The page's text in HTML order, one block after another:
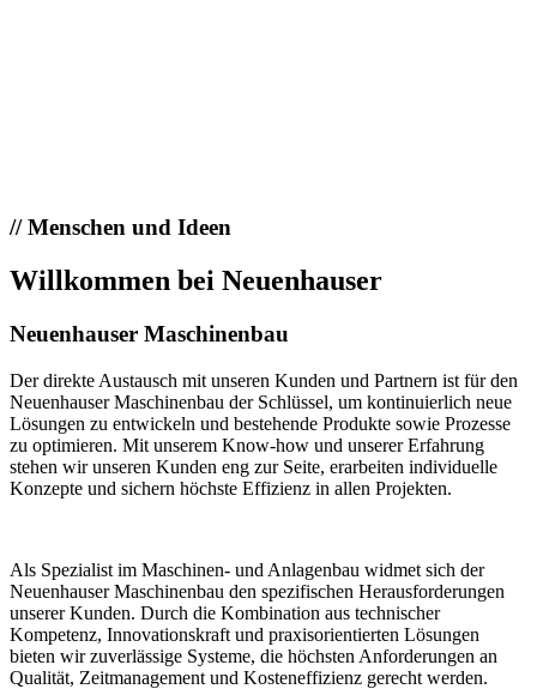
//Menschen und Ideen
Willkommen bei Neuenhauser
Neuenhauser Maschinenbau
Der direkte Austausch mit unseren Kunden und Partnern ist für den
Neuenhauser Maschinenbau der Schlüssel, um kontinuierlich neue
Lösungen zu entwickeln und bestehende Produkte sowie Prozesse
zu optimieren. Mit unserem Know-how und unserer Erfahrung
stehen wir unseren Kunden eng zur Seite, erarbeiten individuelle
Konzepte und sichern höchste Effizienz in allen Projekten.
Als Spezialist im Maschinen- und Anlagenbau widmet sich der
Neuenhauser Maschinenbau den spezifischen Herausforderungen
unserer Kunden. Durch die Kombination aus technischer
Kompetenz, Innovationskraft und praxisorientierten Lösungen
bieten wir zuverlässige Systeme, die höchsten Anforderungen an
Qualität, Zeitmanagement und Kosteneffizienz gerecht werden.